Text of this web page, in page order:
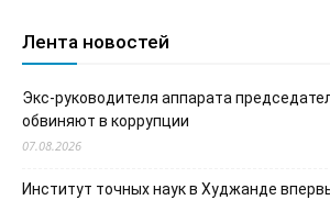
Лента новостей
Экс-руководителя аппарата
обвиняют в коррупции
07.08.2026
Институт точных наук в Худжанде